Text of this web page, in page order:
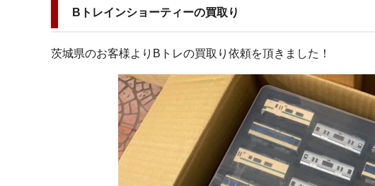
Bトレインショーティーの買取り
茨城県のお客様よりBトレの買取り依頼を頂きました！